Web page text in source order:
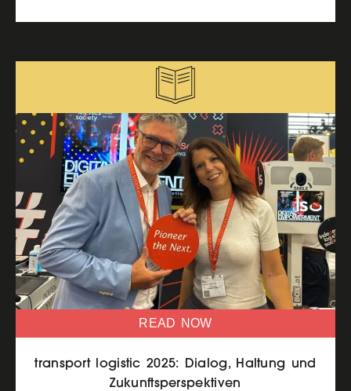
READ NOW
transport logistic 2025: Dialog, Haltung und
Zukunftsperspektiven